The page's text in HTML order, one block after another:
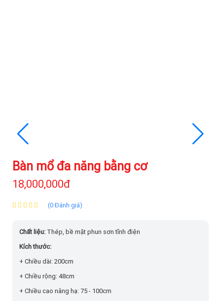
Bàn mổ đa năng bằng cơ
18,000,000đ
(0 Đánh giá)
Chất liệu: Thép, bề mặt phun sơn tĩnh điện
Kích thước:
+ Chiều dài: 200cm
+ Chiều rộng: 48cm
+ Chiều cao nâng hạ: 75 - 100cm